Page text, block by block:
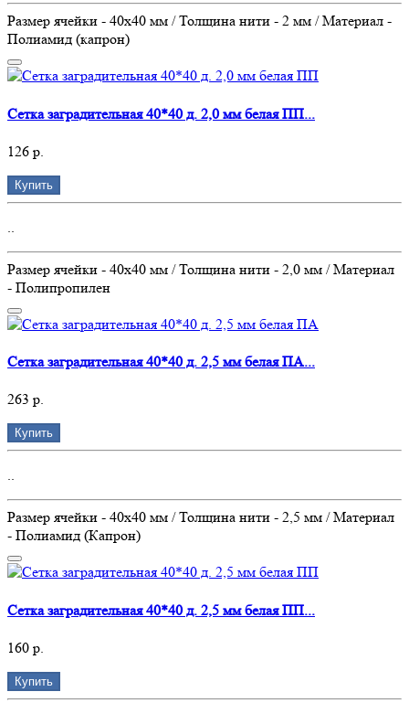
Размер ячейки - 40х40 мм / Толщина нити - 2 мм / Материал -
Полиамид (капрон)
Сетка заградительная 40*40 д. 2,0 мм белая ПП...
126 р.
Купить
..
Размер ячейки - 40х40 мм / Толщина нити - 2,0 мм / Материал
- Полипропилен
Сетка заградительная 40*40 д. 2,5 мм белая ПА...
263 р.
Купить
..
Размер ячейки - 40х40 мм / Толщина нити - 2,5 мм / Материал
- Полиамид (Капрон)
Сетка заградительная 40*40 д. 2,5 мм белая ПП...
160 р.
Купить